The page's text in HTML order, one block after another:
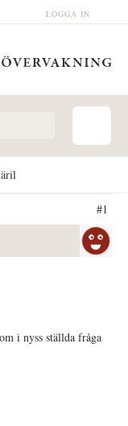
LOGGA IN
#1
i nyss ställda fråga